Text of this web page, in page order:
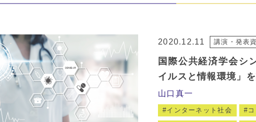
2020.12.11 講演・発表
国際公共経済学会シ
イルスと情報環境」
山口真一
インターネット社会